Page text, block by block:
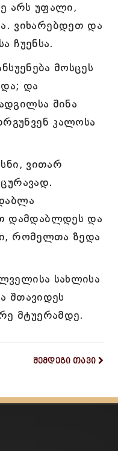
არს უფალი,
ვიხარებდეთ და
ჩუენსა.
მოსცეს
და
შინა
კალოსა
ვითარ
დამდაბლდეს და
რომელთა ზედა
სახლისა
შთავიდეს
მტუერამდე.
შემდეგი თავი